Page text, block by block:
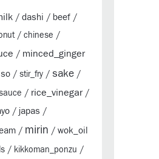
/ dashi / beef /
/ chinese /
/ minced_ginger
/ stir_fry / sake /
/ rice_vinegar/
/ japas /
/ mirin / wok_oil
/ kikkoman_ponzu /